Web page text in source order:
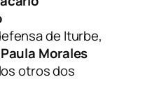
de Iturbe,
Paula Morales
otros dos